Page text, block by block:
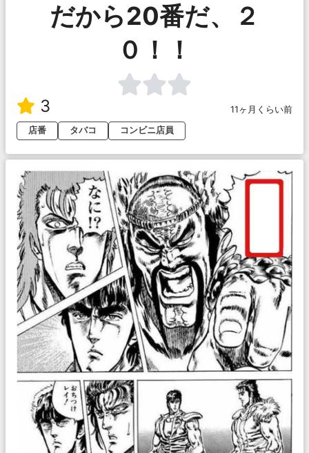
だから20番だ、２
０！！
3
11ヶ月くらい前
店番
タバコ コンビニ店員